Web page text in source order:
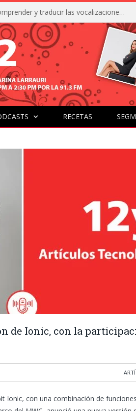
La IA está acercándonos a comprender y traducir las vocalizaciones y comportamientos de nuestras mascotas
RECETAS
de Ionic, con la
Ionic, con una combinación de